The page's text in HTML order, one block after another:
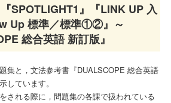
『SPOTLIGHT1』『LINK UP 入
Up 標準／標準①②』～
総合英語 新訂版』
集と，文法参考書『DUALSCOPE 総合英語
しています。
される際に，問題集の各課で扱われている